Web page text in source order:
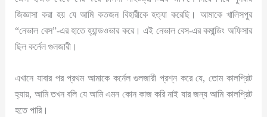
জিজ্ঞাসা করা হয় যে আমি কতজন বিহারীকে হত্যা করেছি। আমাকে খালিসপুর
“নেভাল বেস”-এর হাতে হ্যান্ডওভার করে। এই নেভাল বেস-এর কমান্ডিং অফিসার
ছিল কর্নেল গুলজারী।
এখানে যাবার পর প্রথম আমাকে কর্নেল গুলজারী প্রশ্ন করে যে, তোম কালপ্রিট
হ্যায়, আমি তখন বলি যে আমি এমন কোন কাজ করি নাই যার জন্য আমি কালপ্রিট
হতে পারি।